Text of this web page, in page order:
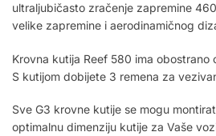
ultraljubičasto zračenje zapremine
velike zapremine i aerodinamičnog
Krovna kutija Reef 580 ima obostrano
S kutijom dobijete 3 remena za
Sve G3 krovne kutije se mogu
optimalnu dimenziju kutije za Vaše